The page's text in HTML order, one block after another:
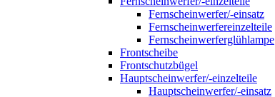
Fernscheinwerfer/-einsatz
Fernscheinwerfereinzelteile
Fernscheinwerferglühlampe
Frontscheibe
Frontschutzbügel
Hauptscheinwerfer/-einzelteile
Hauptscheinwerfer/-einsatz